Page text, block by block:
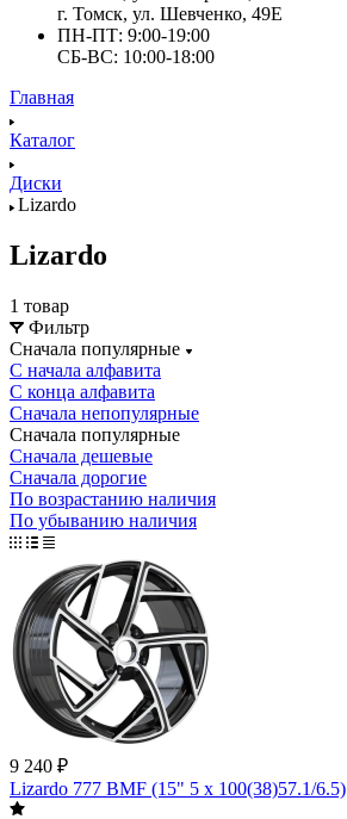
г. Томск, ул. Шевченко, 49Е
ПН-ПТ: 9:00-19:00
СБ-ВС: 10:00-18:00
Главная
Каталог
Диски
Lizardo
Lizardo
1 товар
Фильтр
Сначала популярные
С начала алфавита
С конца алфавита
Сначала непопулярные
Сначала популярные
Сначала дешевые
Сначала дорогие
По возрастанию наличия
По убыванию наличия
9 240 ₽
Lizardo 777 BMF (15" 5 x 100(38)57.1/6.5)